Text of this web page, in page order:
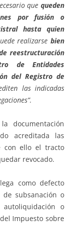
que queden
por fusión o
hasta quien
realizarsebien
reestructuración
de Entidades
del Registro de
las indicadas
documentación
acreditada las
con ello el tracto
revocado.
como defecto
subsanación o
o
Impuesto sobre